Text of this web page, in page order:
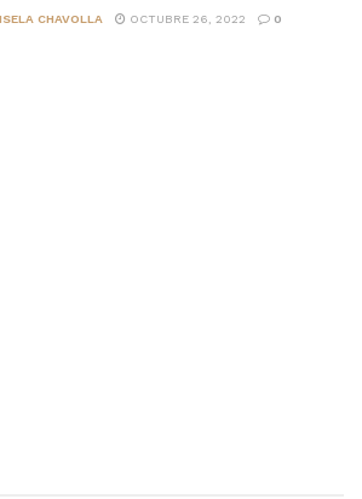
CHAVOLLA OCTUBRE 26, 2022 0